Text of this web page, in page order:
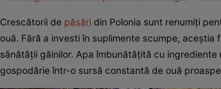
Crescătorii de păsări din Polonia sunt renumiți
ouă. Fără a investi în suplimente scumpe,
sănătății găinilor. Apa îmbunătățită cu
gospodărie într-o sursă constantă de ouă